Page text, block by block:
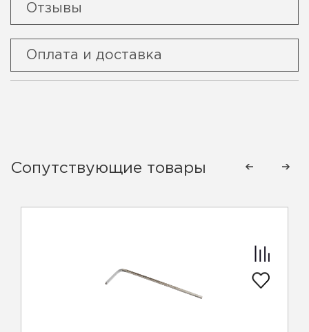
Отзывы
Оплата и доставка
Сопутствующие товары